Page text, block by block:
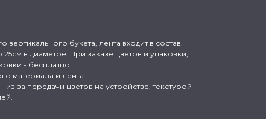
букета, лента входит в состав.
в диаметре. При заказе цветов и упаковки,
- бесплатно.
материала и лента.
за передачи цветов на устройстве, текстурой